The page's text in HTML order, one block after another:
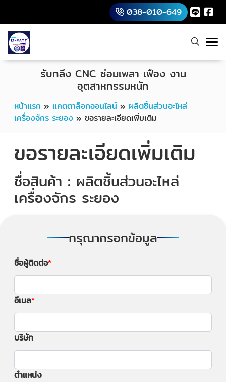
038-010-649
หน้าแรก » แคตตาล็อกออนไลน์ » ผลิตชิ้นส่วนอะไหล่
เครื่องจักร ระยอง » ขอรายละเอียดเพิ่มเติม
รับกลึง CNC ซ่อมเพลา เฟือง งาน
อุตสาหกรรมหนัก
ขอรายละเอียดเพิ่มเติม
ชื่อสินค้า : ผลิตชิ้นส่วนอะไหล่
เครื่องจักร ระยอง
กรุณากรอกข้อมูล
ชื่อผู้ติดต่อ
อีเมล
บริษัท
ตำแหน่ง